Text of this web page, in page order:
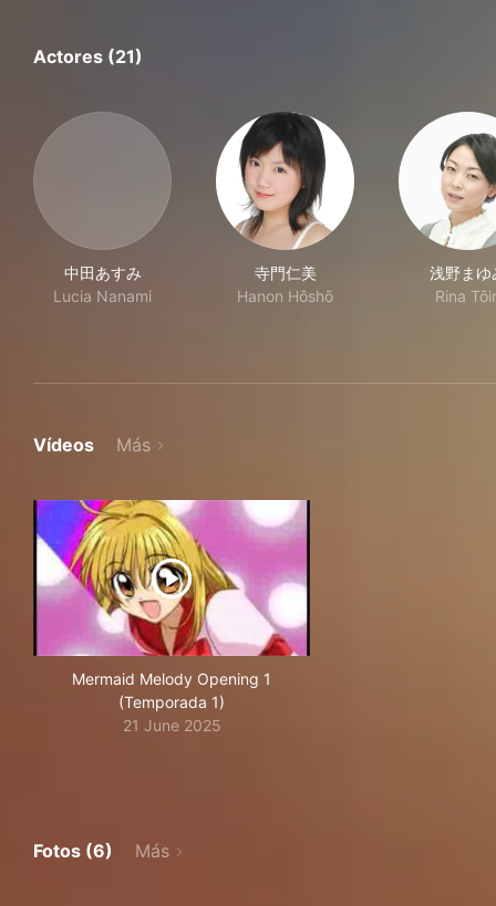
Actores (21)
中田あすみ
Lucia Nanami
寺門仁美
Hanon Hōshō
浅野まゆ
Rina
Vídeos Más
Mermaid Melody Opening 1
(Temporada 1)
21 June 2025
Fotos (6) Más